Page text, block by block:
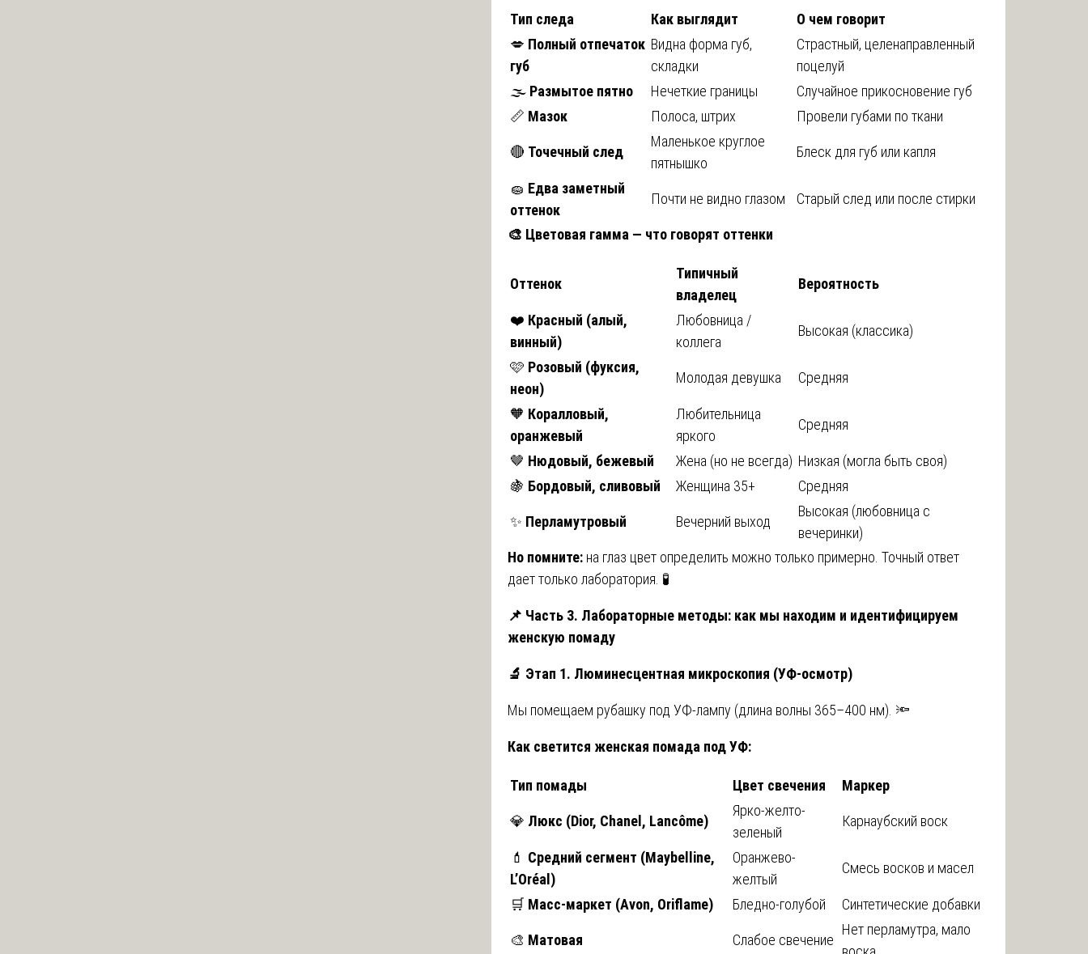
Тип следа Как выглядит
О чем говорит
💋 Полный отпечаток
губ
Видна форма губ,
складки
Страстный, целенаправленный
поцелуй
🌫️ Размытое пятно Нечеткие границы
Случайное прикосновение губ
📏 Мазок Полоса, штрих Провели губами по ткани
🔴 Точечный след
Маленькое круглое
пятнышко
Блеск для губ или капля
🧽 Едва заметный
оттенок
Почти не видно глазом Старый след или после стирки
🎨 Цветовая гамма — что говорят оттенки
Оттенок
Типичный
владелец
Вероятность
❤️ Красный (алый,
винный)
Любовница /
коллега
Высокая (классика)
🩷 Розовый (фуксия,
неон)
Молодая девушка Средняя
🧡 Коралловый,
оранжевый
Любительница
яркого
Средняя
🤎 Нюдовый, бежевый Жена (но не всегда) Низкая (могла быть своя)
🍇 Бордовый, сливовый Женщина 35+ Средняя
✨ Перламутровый Вечерний выход
Высокая (любовница с
вечеринки)
Но помните: на глаз цвет определить можно только примерно. Точный ответ
дает только лаборатория. 🧪
📌 Часть 3. Лабораторные методы: как мы находим и идентифицируем
женскую помаду
🔬 Этап 1. Люминесцентная микроскопия (УФ-осмотр)
Мы помещаем рубашку под УФ-лампу (длина волны 365–400 нм). 🔦
Как светится женская помада под УФ:
Тип помады Цвет свечения Маркер
💎 Люкс (Dior, Chanel, Lancôme)
Ярко-желто-
зеленый
Карнаубский воск
💄 Средний сегмент (Maybelline,
L’Oréal)
Оранжево-
желтый
Смесь восков и масел
🛒 Масс-маркет (Avon, Oriflame) Бледно-голубой Синтетические добавки
🎨 Матовая Слабое свечение
Нет перламутра, мало